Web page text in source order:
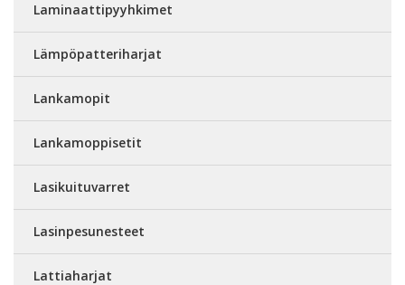
Laminaattipyyhkimet
Lämpöpatteriharjat
Lankamopit
Lankamoppisetit
Lasikuituvarret
Lasinpesunesteet
Lattiaharjat